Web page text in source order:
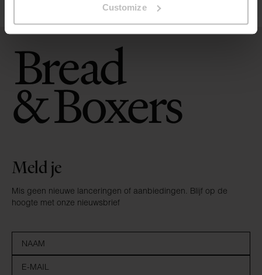
Customize
Meld je
Mis geen nieuwe lanceringen of aanbiedingen. Blijf op de
hoogte met onze nieuwsbrief